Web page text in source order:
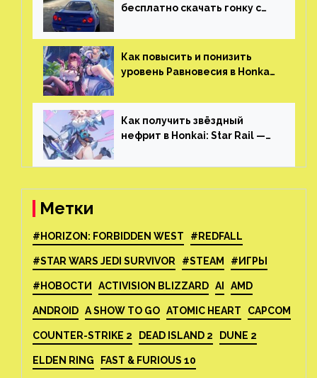
бесплатно скачать гонку с
который больше, чем в
Skyrim и GTA: San Andreas
Как повысить и понизить
уровень Равновесия в Honkai:
Как получить звёздный
нефрит в Honkai: Star Rail —
Метки
#HORIZON: FORBIDDEN WEST #REDFALL
#STAR WARS JEDI SURVIVOR #STEAM #ИГРЫ
#НОВОСТИ ACTIVISION BLIZZARD AI AMD
ANDROID A SHOW TO GO ATOMIC HEART CAPCOM
COUNTER-STRIKE 2 DEAD ISLAND 2 DUNE 2
ELDEN RING FAST & FURIOUS 10